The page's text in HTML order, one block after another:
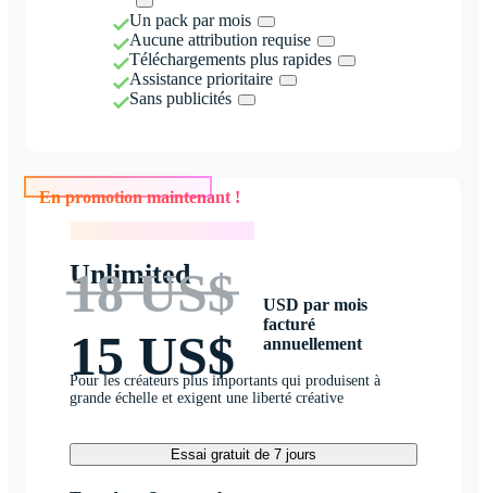
Un pack par mois
Aucune attribution requise
Téléchargements plus rapides
Assistance prioritaire
Sans publicités
En promotion maintenant !
Unlimited
18 US$
15 US$
USD par mois
facturé
annuellement
Pour les créateurs plus importants qui produisent à
grande échelle et exigent une liberté créative
Essai gratuit de 7 jours